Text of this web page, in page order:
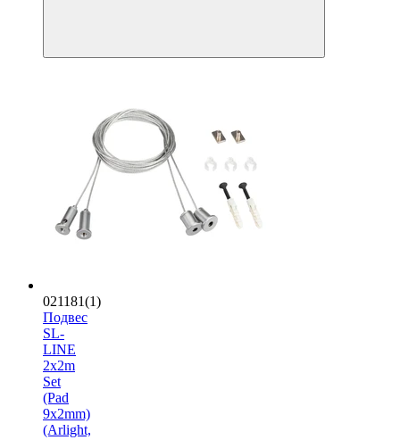
021181(1)
Подвес
SL-
LINE
2x2m
Set
(Pad
9x2mm)
(Arlight,